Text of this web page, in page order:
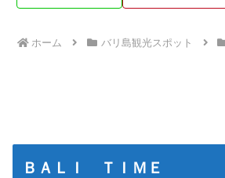
ホーム バリ島観光スポット
ＢＡＬＩ ＴＩＭＥ